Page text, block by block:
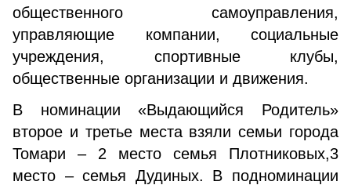
общественного самоуправления,
управляющие компании, социальные
учреждения, спортивные клубы,
общественные организации и движения.
В номинации «Выдающийся Родитель»
второе и третье места взяли семьи города
Томари – 2 место семья Плотниковых,3
место – семья Дудиных. В подноминации